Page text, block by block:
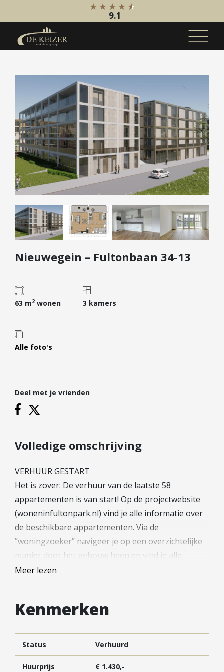
Koopaanbod
Bestaande bouw
Internationaal
Nieuwbouw
Bedrijfsaanbod
Huuraanbod
Bestaande bouw
Internationaal
Nieuwbouw
Bedrijfsaanbod
Diensten
Kopen
Huren
Verhuren
Verzekeren
Particulieren
Hypotheken
Hypotheek oversluiten
Starterslening
Financiële check
Banken
Duurzame hypotheek
Reviews
Ons Team
FAQ
Blog
9.1
Nieuwegein – Fultonbaan 34-13
63 m2 wonen 3 kamers
Alle foto's
Deel met je vrienden
Volledige omschrijving
VERHUUR GESTART
Het is zover: De verhuur van de laatste 58
appartementen is van start! Op de projectwebsite
(woneninfultonpark.nl) vind je alle informatie over
de beschikbare appartementen. Via de
”woningzoeker” navigeer je op een overzichtelijke
manier door het gebouw heen en vind je alle
specifieke informatie zoals de plattegrond van het
prijslijst vind je terug welke appartementen zijn
De inschrijving verloopt volledig digitaal via jouw
persoonlijke account, welke is aan te maken op de
Meer lezen
Kenmerken
Status Verhuurd
Huurprijs € 1.430,-